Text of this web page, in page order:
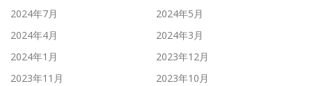
2024年7月
2024年5月
2024年4月
2024年3月
2024年1月
2023年12月
2023年11月
2023年10月